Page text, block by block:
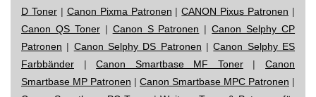
D Toner| Canon Pixma Patronen |CANON Pixus Patronen |
Canon QS Toner| Canon S Patronen |Canon Selphy CP
Patronen | Canon Selphy DS Patronen |Canon Selphy ES
Farbbänder |Canon Smartbase MF Toner|Canon
Smartbase MP Patronen | Canon Smartbase MPC Patronen |